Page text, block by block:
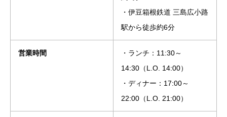
・伊豆箱根鉄道 三島広小路
駅から徒歩約6分
営業時間
・ランチ：11:30～
14:30（L.O. 14:00）
・ディナー：17:00～
22:00（L.O. 21:00）